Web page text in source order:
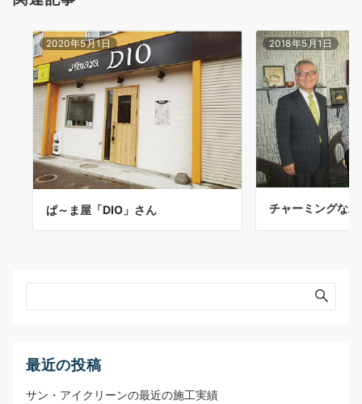
2020年5月1日
ぱ～ま屋「DIO」さん
2018年5月1日
チャーミングな
最近の投稿
サン・アイクリーンの最近の施工実績